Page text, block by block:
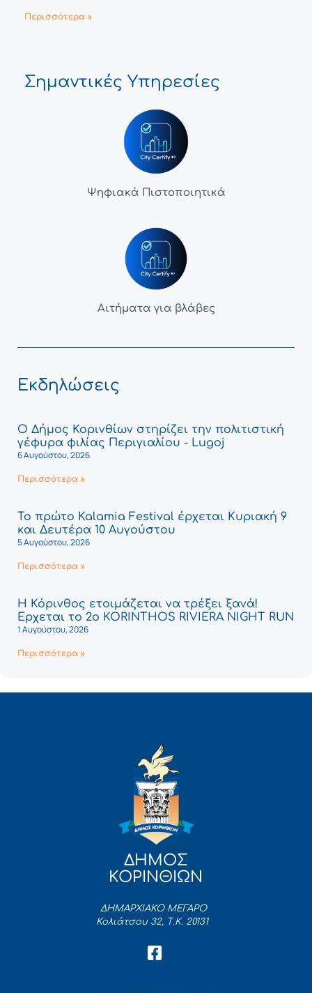
Περισσότερα »
Σημαντικές Υπηρεσίες
Ψηφιακά Πιστοποιητικά
Αιτήματα για βλάβες
Εκδηλώσεις
Ο Δήμος Κορινθίων στηρίζει την πολιτιστική
γέφυρα φιλίας Περιγιαλίου - Lugoj
6 Αυγούστου, 2026
Περισσότερα »
Το πρώτο Kalamia Festival έρχεται Κυριακή 9
και Δευτέρα 10 Αυγούστου
5 Αυγούστου, 2026
Περισσότερα »
Η Κόρινθος ετοιμάζεται να τρέξει ξανά!
Έρχεται το 2ο KORINTHOS RIVIERA NIGHT RUN
1 Αυγούστου, 2026
Περισσότερα »
ΔΗΜΟΣ
ΚΟΡΙΝΘΙΩΝ
ΔΗΜΑΡΧΙΑΚΟ ΜΕΓΑΡΟ
Κολιάτσου 32, Τ.Κ. 20131